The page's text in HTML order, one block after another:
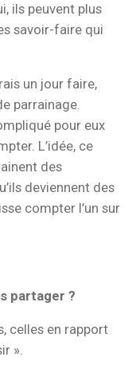
ils peuvent plus
savoir-faire qui
un jour faire,
parrainage.
pour eux
L’idée, ce
des
deviennent des
compter l’un sur
partager ?
celles en rapport
».